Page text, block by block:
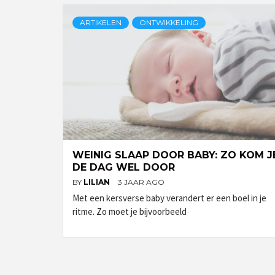
ARTIKELEN ONTWIKKELING
WEINIG SLAAP DOOR BABY: ZO KOM
DE DAG WEL DOOR
BY LILIAN 3 JAAR AGO
Met een kersverse baby verandert er een boel in je
ritme. Zo moet je bijvoorbeeld